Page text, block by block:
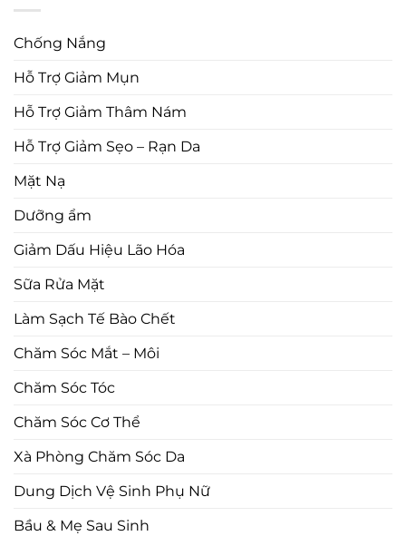
Chống Nắng
Hỗ Trợ Giảm Mụn
Hỗ Trợ Giảm Thâm Nám
Hỗ Trợ Giảm Sẹo – Rạn Da
Mặt Nạ
Dưỡng ẩm
Giảm Dấu Hiệu Lão Hóa
Sữa Rửa Mặt
Làm Sạch Tế Bào Chết
Chăm Sóc Mắt – Môi
Chăm Sóc Tóc
Chăm Sóc Cơ Thể
Xà Phòng Chăm Sóc Da
Dung Dịch Vệ Sinh Phụ Nữ
Bầu & Mẹ Sau Sinh